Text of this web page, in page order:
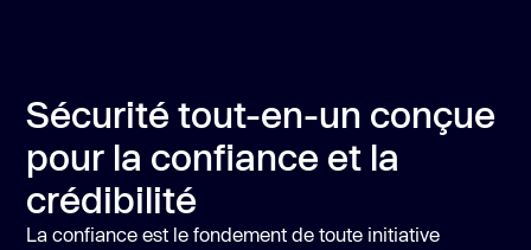
Sécurité tout-en-un conçue
pour la confiance et la
crédibilité
La confiance est le fondement de toute initiative